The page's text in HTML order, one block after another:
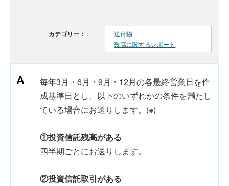
カテゴリー：
送付物
残高に関するレポート
毎年3月・6月・9月・12月の各最終営業日を作
成基準日とし、以下のいずれかの条件を満たし
ている場合にお送りします。(※)
①投資信託残高がある
四半期ごとにお送りします。
②投資信託取引がある